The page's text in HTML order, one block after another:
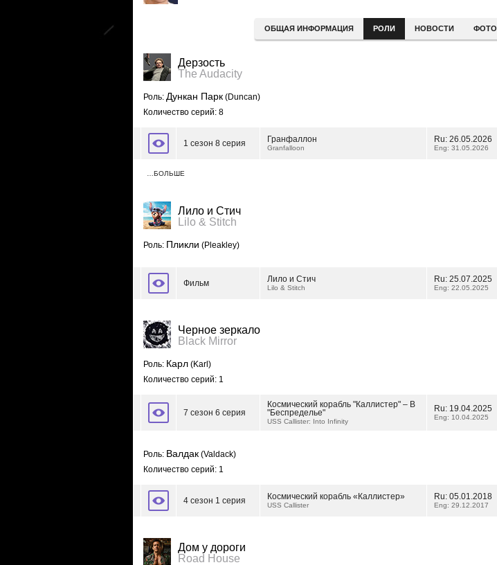
ОБЩАЯ ИНФОРМАЦИЯ РОЛИ НОВОСТИ ФОТО
Дерзость
The Audacity
Роль: Дункан Парк (Duncan)
Количество серий: 8
1 сезон 8 серия Гранфаллон
Granfalloon
Ru: 26.05.2026
Eng: 31.05.2026
…БОЛЬШЕ
Лило и Стич
Lilo & Stitch
Роль: Пликли (Pleakley)
Фильм Лило и Стич
Lilo & Stitch
Ru: 25.07.2025
Eng: 22.05.2025
Черное зеркало
Black Mirror
Роль: Карл (Karl)
Количество серий: 1
7 сезон 6 серия
Космический корабль "Каллистер" – В
"Беспределье"
USS Callister: Into Infinity
Ru: 19.04.2025
Eng: 10.04.2025
Роль: Валдак (Valdack)
Количество серий: 1
4 сезон 1 серия Космический корабль «Каллистер»
USS Callister
Ru: 05.01.2018
Eng: 29.12.2017
Дом у дороги
Road House